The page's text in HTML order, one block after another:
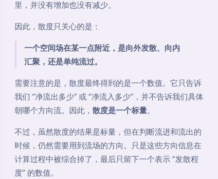
里，并没有增加也没有减少。
因此，散度只关心的是：
一个空间场在某一点附近，是向外发散、向内
汇聚，还是单纯流过。
需要注意的是，散度最终得到的是一个数值。它只告诉
我们 “净流出多少” 或 “净流入多少”，并不告诉我们具体
朝哪个方向流。因此， 散度是一个标量。
不过，虽然散度的结果是标量，但在判断流进和流出的
时候，仍然需要用到流场的方向。只是这些方向信息在
计算过程中被综合掉了，最后只留下一个表示 “发散程
度” 的数值。